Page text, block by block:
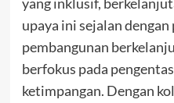
upaya ini sejalan
pembangunan
berfokus pada
ketimpangan. Dengan